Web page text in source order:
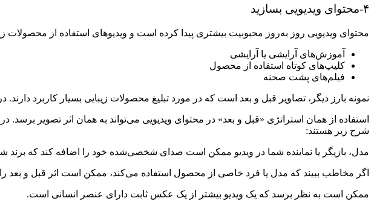
۴-محتوای ویدیویی بسازید
محتوای ویدیویی روز به‌روز محبوبیت بیشتری پیدا کرده است و ویدیوهای استفاده از محصولات
آموزش‌های آرایشی یا آرایشی
کلیپ‌های کوتاه استفاده از محصول
فیلم‌های پشت صحنه
نمونه بارز دیگر، تصاویر قبل و بعد است که در مورد تبلیغ محصولات زیبایی بسیار کاربرد
استفاده از همان استراتژی «قبل و بعد» در محتوای ویدیویی می‌تواند به همان اثر تصویر برسد.
شرح زیر هستند:
مدل، بازیگر یا نماینده شما در ویدیو ممکن است صدای شخصی‌شده خود را اضافه کند که برند
اگر مخاطب ببیند که مدل یا فرد خاصی از محصول استفاده می‌کند، ممکن است اثر قبل و بعد را
ممکن است به نظر برسد که یک ویدیو بیشتر از یک عکس ثابت دارای عنصر انسانی است.